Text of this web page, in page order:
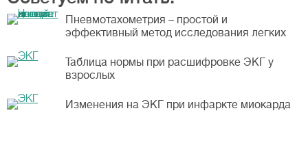
Пневмотахометрия – простой и
эффективный метод исследования легких
Таблица нормы при расшифровке ЭКГ у
взрослых
Изменения на ЭКГ при инфаркте миокарда